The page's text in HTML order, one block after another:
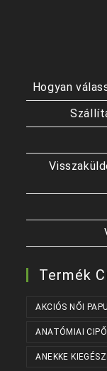
Hogyan
Termék
AKCIÓS NŐI
ANATÓMIAI CIPŐ
ANEKKE